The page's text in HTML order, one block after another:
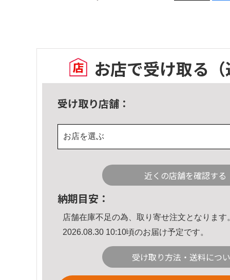
お店で受け取る
受け取り店舗：
お店を選ぶ
近くの店舗を確認する
納期目安：
店舗在庫不足の為、取り寄せ注文となります
2026.08.30 10:10頃のお届け予定です。
受け取り方法・送料につ